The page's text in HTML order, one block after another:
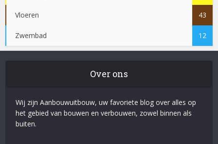
Vloeren 43
Zwembad 12
Over ons
Wij zijn Aanbouwuitbouw, uw favoriete blog over alles op
het gebied van bouwen en verbouwen, zowel binnen als
buiten.